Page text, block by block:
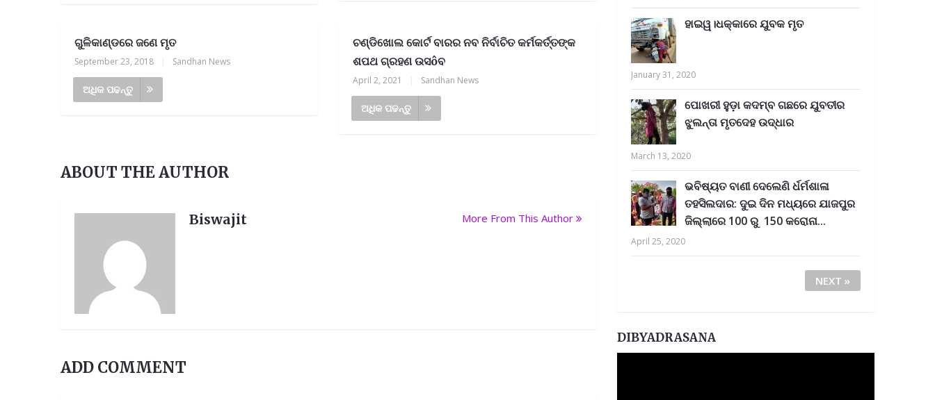
ଗୁଳିକାଣ୍ଡରେ ଜଣେ ମୃତ
September 23, 2018 Sandhan News
ଅଧିକ ପଢନ୍ତୁ
ଚଣ୍ଡିଖୋଲ କୋର୍ଟ ବାରର ନବ ନିର୍ବାଚିତ କର୍ମକର୍ତ୍ତଙ୍କ
ଶପଥ ଗ୍ରହଣ ଉସôବ
April 2, 2021 Sandhan News
ଅଧିକ ପଢନ୍ତୁ
ABOUT THE AUTHOR
Biswajit More From This Author
ADD COMMENT
ହାଇୱ।ଧକ୍କାରେ ଯୁବକ ମୃତ
January 31, 2020
ପୋଖରୀ ହୁଡ଼ା କଦମ୍ବ ଗଛରେ ଯୁବତୀର
ଝୁଲନ୍ତା ମୃତଦେହ ଉଦ୍ଧାର
March 13, 2020
ଭବିଷ୍ୟତ ବାଣୀ ଦେଲେଣି ର୍ଧର୍ମଶାଳା
ତହସିଲଦାର: ଦୁଇ ଦିନ ମଧ୍ୟରେ ଯାଜପୁର
ଜିଲ୍ଲାରେ 100 ରୁ 150 କରୋନା...
April 25, 2020
NEXT »
DIBYADRASANA